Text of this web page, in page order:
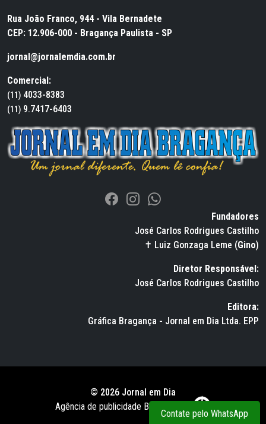
Rua João Franco, 944 - Vila Bernadete
CEP: 12.906-000 - Bragança Paulista - SP
jornal@jornalemdia.com.br
Comercial:
(11) 4033-8383
(11) 9.7417-6403
Fundadores
José Carlos Rodrigues Castilho
✝ Luiz Gonzaga Leme (Gino)
Diretor Responsável:
José Carlos Rodrigues Castilho
Editora:
Gráfica Bragança - Jornal em Dia Ltda. EPP
© 2026 Jornal em Dia
Agência de publicidade BWS RUSSO
Contate pelo WhatsApp